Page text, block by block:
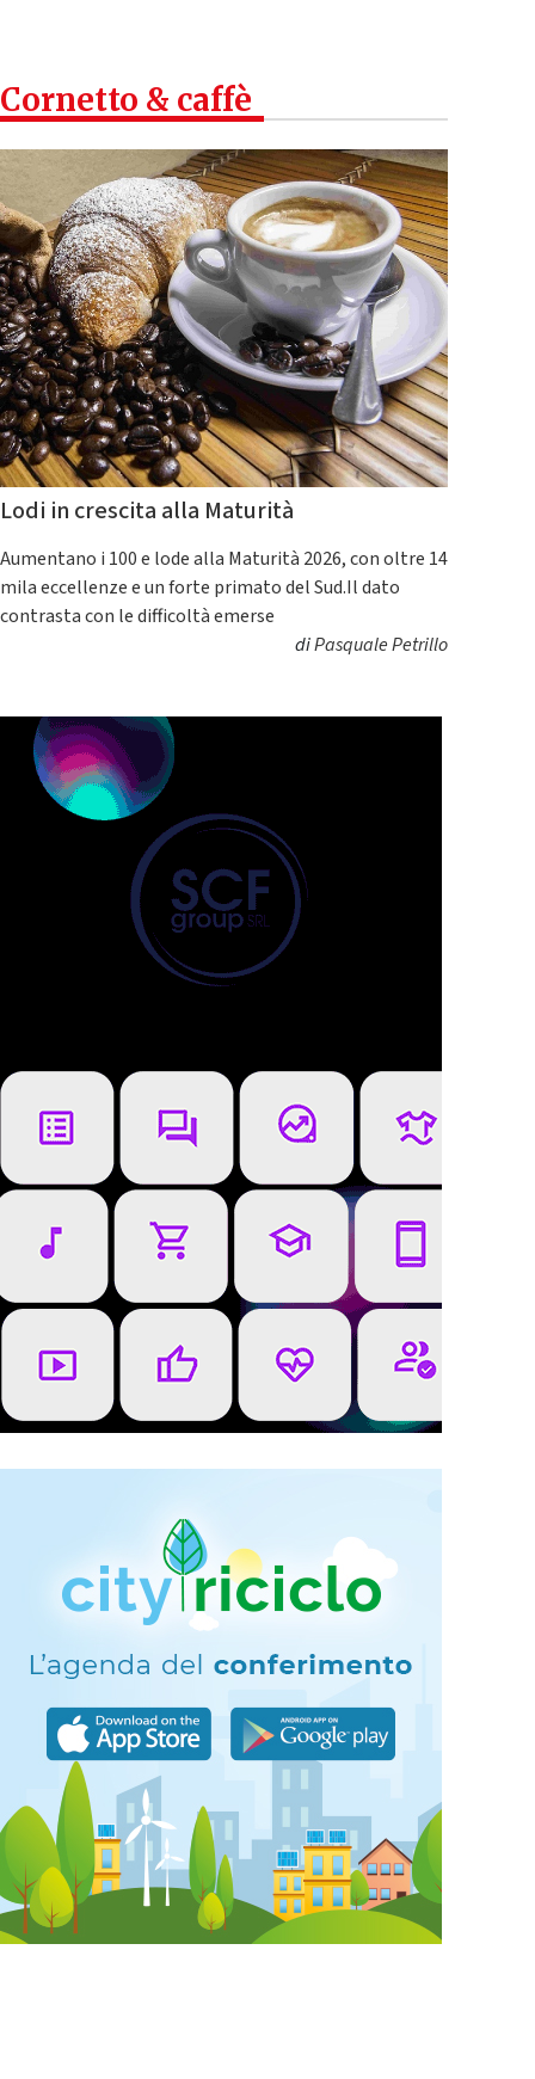
Cornetto & caffè
Lodi in crescita alla Maturità
Aumentano i 100 e lode alla Maturità 2026, con oltre 14
mila eccellenze e un forte primato del Sud.Il dato
contrasta con le difficoltà emerse
diPasquale Petrillo